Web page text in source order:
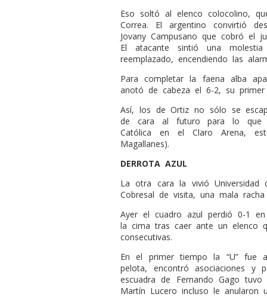
Eso soltó al elenco colocolino,
Correa. El argentino convirtió
Jovany Campusano que cobró el
El atacante sintió una
reemplazado, encendiendo las
Para completar la faena alba
anotó de cabeza el 6-2, su
Así, los de Ortiz no sólo se
de cara al futuro para lo que
Católica en el Claro Arena,
Magallanes).
DERROTA AZUL
La otra cara la vivió Universidad
Cobresal de visita, una mala
Ayer el cuadro azul perdió 0-1
la cima tras caer ante un elenco
consecutivas.
En el primer tiempo la “U” fue
pelota, encontró asociaciones y
escuadra de Fernando Gago
Martín Lucero incluso le anularon